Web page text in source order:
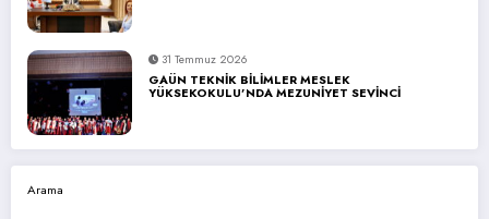
31 Temmuz 2026
GAÜN TEKNİK BİLİMLER MESLEK
YÜKSEKOKULU’NDA MEZUNİYET SEVİNCİ
Arama